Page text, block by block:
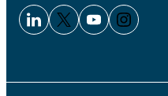
Linkedin - Clariane
Twitter -Youtube -